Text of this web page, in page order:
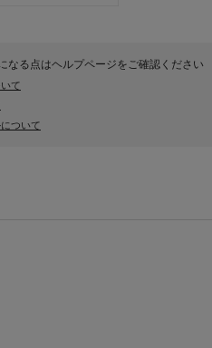
なる点はヘルプページをご確認ください
て
ついて